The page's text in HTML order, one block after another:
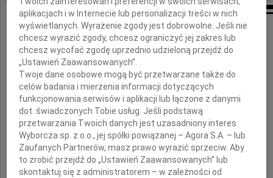
Pani
Beacie Molik
Zastępcy Prezesa Zarządu
ERA Sp. z o.o. w Chorzowie
oraz
aplikacjach i w Internecie lub personalizacji treści w nich
wyświetlanych. Wyrażenie zgody jest dobrowolne. Jeśli nie
chcesz wyrazić zgody, chcesz ograniczyć jej zakres lub
chcesz wycofać zgodę uprzednio udzieloną przejdź do
„Ustawień Zaawansowanych”.
Twoje dane osobowe mogą być przetwarzane także do
celów badania i mierzenia informacji dotyczących
funkcjonowania serwisów i aplikacji lub łączone z danymi
dot. świadczonych Tobie usług. Jeśli podstawą
przetwarzania Twoich danych jest uzasadniony interes
Wyborcza sp. z o.o., jej spółki powiązanej – Agora S.A. – lub
Zaufanych Partnerów, masz prawo wyrazić sprzeciw. Aby
to zrobić przejdź do „Ustawień Zaawansowanych” lub
skontaktuj się z administratorem – w zależności od